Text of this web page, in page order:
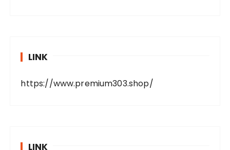
LINK
https://www.premium303.shop/
LINK